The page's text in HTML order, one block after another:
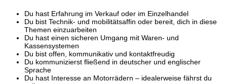
Du hast Erfahrung im Verkauf oder im Einzelhandel
Du bist Technik- und mobilitätsaffin oder bereit, dich in diese
Themen einzuarbeiten
Du hast einen sicheren Umgang mit Waren- und
Kassensystemen
Du bist offen, kommunikativ und kontaktfreudig
Du kommunizierst fließend in deutscher und englischer
Sprache
Du hast Interesse an Motorrädern – idealerweise fährst du